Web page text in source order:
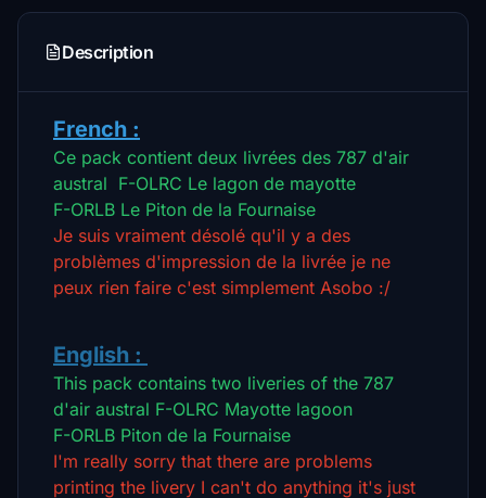
Description
French :
Ce pack contient deux livrées des 787 d'air
austral F-OLRC Le lagon de mayotte
F-ORLB Le Piton de la Fournaise
Je suis vraiment désolé qu'il y a des
problèmes d'impression de la livrée je ne
peux rien faire c'est simplement Asobo :/
English :
This pack contains two liveries of the 787
d'air austral F-OLRC Mayotte lagoon
F-ORLB Piton de la Fournaise
I'm really sorry that there are problems
printing the livery I can't do anything it's just